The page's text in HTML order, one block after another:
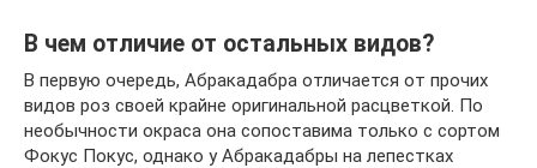
В чем отличие от остальных видов?
В первую очередь, Абракадабра отличается от прочих
видов роз своей крайне оригинальной расцветкой. По
необычности окраса она сопоставима только с сортом
Фокус Покус, однако у Абракадабры на лепестках